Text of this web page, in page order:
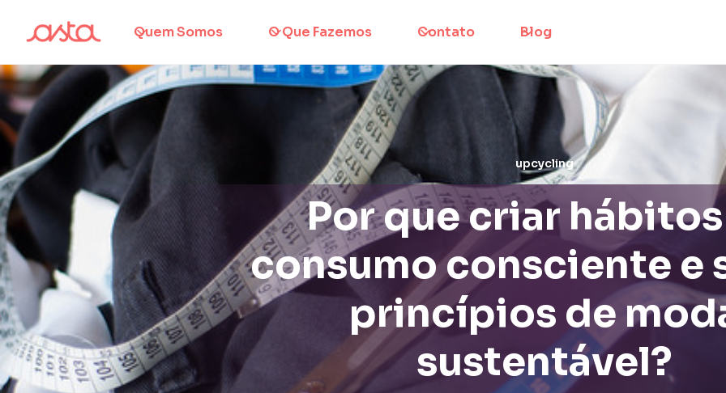
Quem Somos O Que Fazemos Contato Blog
upcycling
Por que criar
consumo consciente e
princípios de
sustentável?